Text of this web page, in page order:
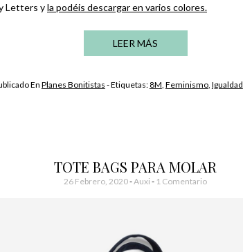
Letters yla podéis descargar en varios colores.
LEER MÁS
En Planes Bonitistas - Etiquetas:8M Feminismo, Igualdad
TOTE BAGS PARA MOLAR
26 Febrero, 2020-Auxi 1 Comentario